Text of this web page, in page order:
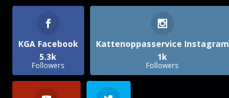
KGA Facebook
5.3k
Followers
Kattenoppasservice Instagram
1k
Followers